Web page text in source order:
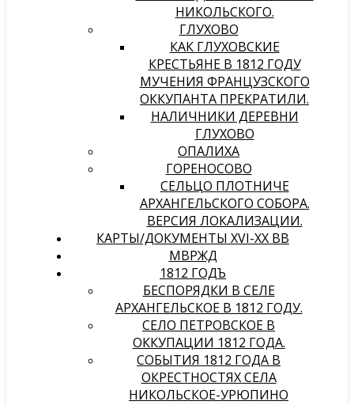
НИКОЛЬСКОГО.
ГЛУХОВО
КАК ГЛУХОВСКИЕ
КРЕСТЬЯНЕ В 1812 ГОДУ
МУЧЕНИЯ ФРАНЦУЗСКОГО
ОККУПАНТА ПРЕКРАТИЛИ.
НАЛИЧНИКИ ДЕРЕВНИ
ГЛУХОВО
ОПАЛИХА
ГОРЕНОСОВО
СЕЛЬЦО ПЛОТНИЧЕ
АРХАНГЕЛЬСКОГО СОБОРА.
ВЕРСИЯ ЛОКАЛИЗАЦИИ.
КАРТЫ/ДОКУМЕНТЫ XVI-XX ВВ
МВРЖД
1812 ГОДЪ
БЕСПОРЯДКИ В СЕЛЕ
АРХАНГЕЛЬСКОЕ В 1812 ГОДУ.
СЕЛО ПЕТРОВСКОЕ В
ОККУПАЦИИ 1812 ГОДА.
СОБЫТИЯ 1812 ГОДА В
ОКРЕСТНОСТЯХ СЕЛА
НИКОЛЬСКОЕ-УРЮПИНО